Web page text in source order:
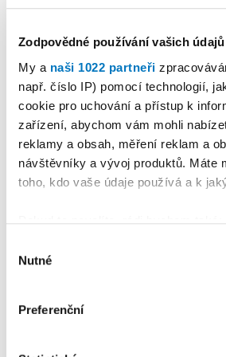
Zodpovědné používání vašich údajů
My a naši 1022 partneři
např. číslo IP) pomocí technologií,
cookie pro uchování a přístup k
zařízení, abychom vám mohli
reklamy a obsah, měření reklam a
návštěvníky a vývoj produktů. Máte
toho, kdo vaše údaje používá a k
poloze, které mohou být přesné
skenování pro konkrétní
Zjistěte více o tom, jak
souhlasu
Nutné
Preferenční
Nic velkolepého. Nám je
vyvíjet, kdy budeme co
obřady, poutě, hody, do toho
panem Nováčkem a jeho
jasné a už se těšíme na
bazilice sv. Prokopa v
těchto pravidelných akcí, a
0